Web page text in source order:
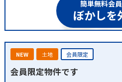
簡単無料会
ぼかしを
NEW 土地 会員限定
会員限定物件です